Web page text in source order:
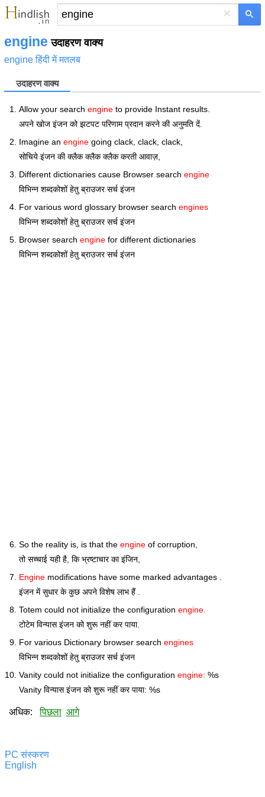
×
engine उदाहरण वाक्य
engine हिंदी में मतलब
उदाहरण वाक्य
Allow your search engine to provide Instant results.
अपने खोज इंजन को झटपट परिणाम प्रदान करने की अनुमति दें.
Imagine an engine going clack, clack, clack,
सोचिये इंजन की क्लैक क्लैक क्लैक करती आवाज़,
Different dictionaries cause Browser search engine
विभिन्न शब्दकोशों हेतु ब्राउजर सर्च इंजन
For various word glossary browser search engines
विभिन्न शब्दकोशों हेतु ब्राउजर सर्च इंजन
Browser search engine for different dictionaries
विभिन्न शब्दकोशों हेतु ब्राउजर सर्च इंजन
So the reality is, is that the engine of corruption,
तो सच्चाई यही है, कि भ्रष्टाचार का इंजिन,
Engine modifications have some marked advantages .
इंजन में सुधार के कुछ अपने विशेष लाभ हैं .
Totem could not initialize the configuration engine.
टोटेम विन्यास इंजन को शुरू नहीं कर पाया.
For various Dictionary browser search engines
विभिन्न शब्दकोशों हेतु ब्राउजर सर्च इंजन
Vanity could not initialize the configuration engine: %s
Vanity विन्यास इंजन को शुरू नहीं कर पाया: %s
अधिक:पिछला आगे
PC संस्करण
English